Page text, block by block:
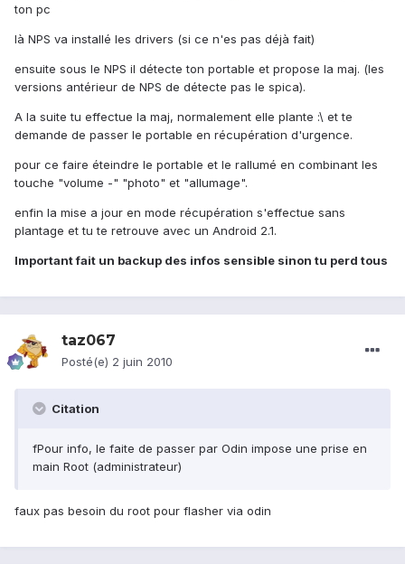
ton pc
là NPS va installé les drivers (si ce n'es pas déjà fait)
ensuite sous le NPS il détecte ton portable et propose la maj. (les
versions antérieur de NPS de détecte pas le spica).
A la suite tu effectue la maj, normalement elle plante :\ et te
demande de passer le portable en récupération d'urgence.
pour ce faire éteindre le portable et le rallumé en combinant les
touche "volume -" "photo" et "allumage".
enfin la mise a jour en mode récupération s'effectue sans
plantage et tu te retrouve avec un Android 2.1.
Important fait un backup des infos sensible sinon tu perd tous
taz067
Posté(e) 2 juin 2010
Citation
fPour info, le faite de passer par Odin impose une prise en
main Root (administrateur)
faux pas besoin du root pour flasher via odin